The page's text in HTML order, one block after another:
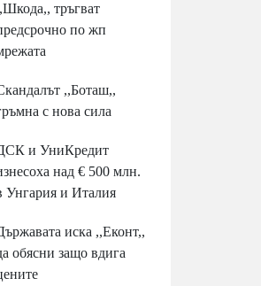
тръгват
по жп
,,Боташ,,
с нова сила
и УниКредит
над € 500 млн.
Унгария и Италия
иска ,,Еконт,,
обясни защо вдига